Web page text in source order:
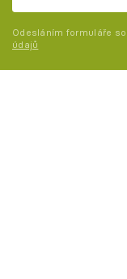
Odesláním formuláře
údajů